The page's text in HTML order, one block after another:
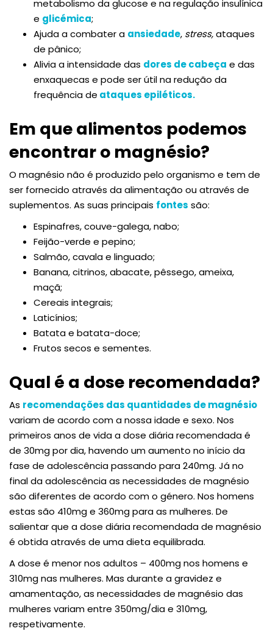
metabolismo da glucose e na regulação insulínica
e glicémica;
Ajuda a combater a ansiedade, stress,ataques
de pânico;
Alivia a intensidade das dores de cabeça e das
enxaquecas e pode ser útil na redução da
frequência de ataques epiléticos.
Em que alimentos podemos
encontrar o magnésio?
O magnésio não é produzido pelo organismo e tem de
ser fornecido através da alimentação ou através de
suplementos. As suas principais fontes são:
Espinafres, couve-galega, nabo;
Feijão-verde e pepino;
Salmão, cavala e linguado;
Banana, citrinos, abacate, pêssego, ameixa,
maçã;
Cereais integrais;
Laticínios;
Batata e batata-doce;
Frutos secos e sementes.
Qual é a dose recomendada?
As recomendações das quantidades de magnésio
variam de acordo com a nossa idade e sexo. Nos
primeiros anos de vida a dose diária recomendada é
de 30mg por dia, havendo um aumento no início da
fase de adolescência passando para 240mg. Já no
final da adolescência as necessidades de magnésio
são diferentes de acordo com o género. Nos homens
estas são 410mg e 360mg para as mulheres. De
salientar que a dose diária recomendada de magnésio
é obtida através de uma dieta equilibrada.
A dose é menor nos adultos – 400mg nos homens e
310mg nas mulheres. Mas durante a gravidez e
amamentação, as necessidades de magnésio das
mulheres variam entre 350mg/dia e 310mg,
respetivamente.